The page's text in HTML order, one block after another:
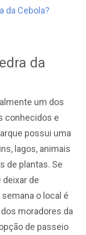
da Cebola?
da
um dos
conhecidos e
possui uma
lagos, animais
de plantas. Se
deixar de
o local é
moradores da
de passeio